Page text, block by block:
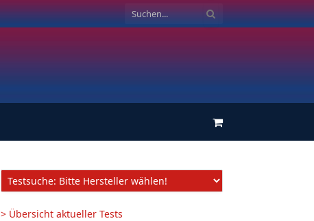
Einkaufswagen
> Übersicht aktueller Tests